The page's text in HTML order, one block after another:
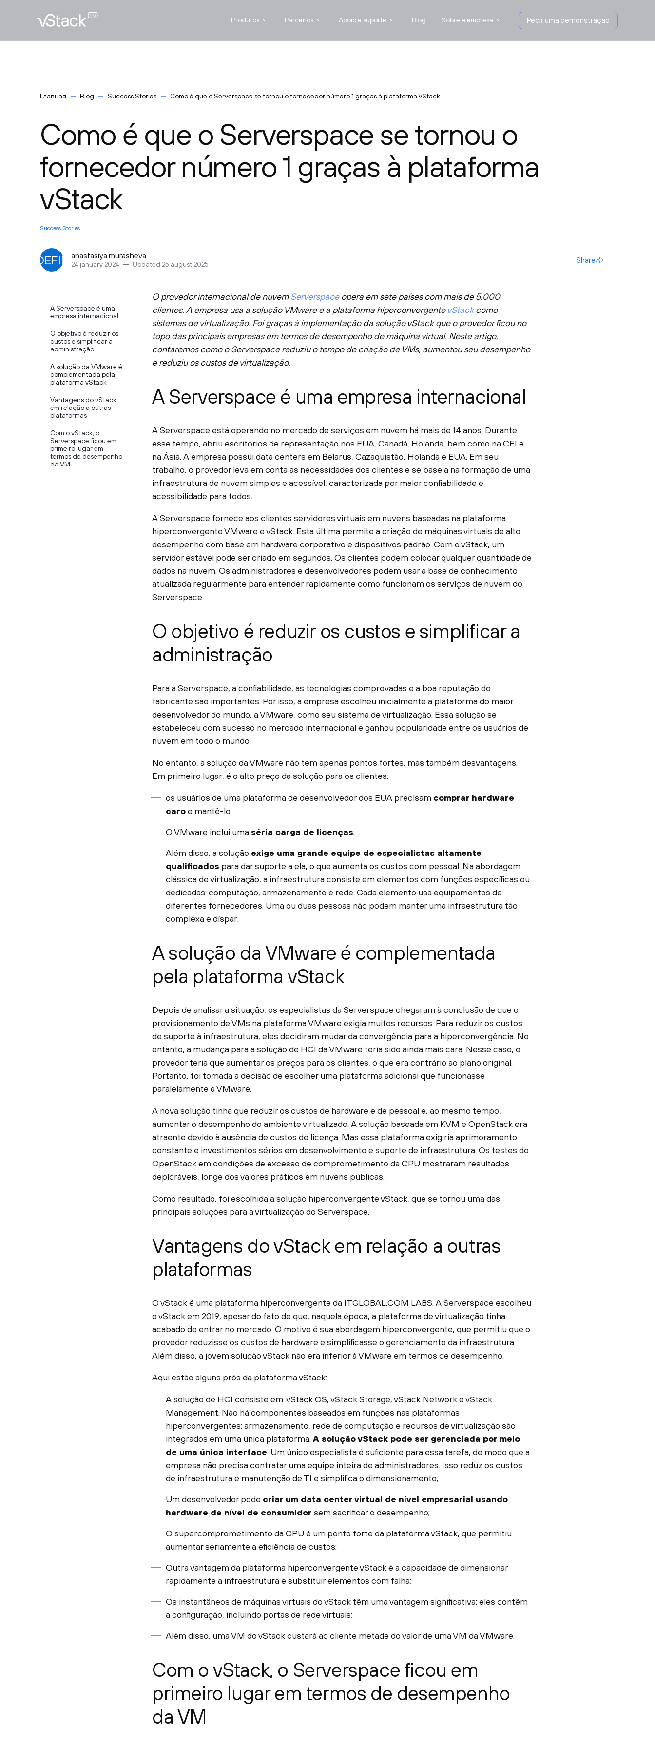
Produtos Parceiros Apoio e suporte Blog Sobre a empresa Pedir uma demonstração
Главная Blog Success Stories Como é que o Serverspace se tornou o fornecedor número 1 graças à plataforma vStack
Como é que o Serverspace se tornou o
fornecedor número 1 graças à plataforma
vStack
Success Stories
UNDEFINEDanastasiya.murasheva
24 january 2024 Updated 25 august 2025 Share
A Serverspace é uma
empresa internacional
O objetivo é reduzir os
custos e simplificar a
administração
A solução da VMware é
complementada pela
plataforma vStack
Vantagens do vStack
em relação a outras
plataformas
Com o vStack, o
Serverspace ficou em
primeiro lugar em
termos de desempenho
da VM
O provedor internacional de nuvemServerspaceopera em sete países com mais de 5.000
clientes. A empresa usa a solução VMware e a plataforma hiperconvergentevStackcomo
sistemas de virtualização. Foi graças à implementação da solução vStack que o provedor ficou no
topo das principais empresas em termos de desempenho de máquina virtual. Neste artigo,
contaremos como o Serverspace reduziu o tempo de criação de VMs, aumentou seu desempenho
e reduziu os custos de virtualização.
A Serverspace é uma empresa internacional
A Serverspace está operando no mercado de serviços em nuvem há mais de 14 anos. Durante
esse tempo, abriu escritórios de representação nos EUA, Canadá, Holanda, bem como na CEI e
na Ásia. A empresa possui data centers em Belarus, Cazaquistão, Holanda e EUA. Em seu
trabalho, o provedor leva em conta as necessidades dos clientes e se baseia na formação de uma
infraestrutura de nuvem simples e acessível, caracterizada por maior confiabilidade e
acessibilidade para todos.
A Serverspace fornece aos clientes servidores virtuais em nuvens baseadas na plataforma
hiperconvergente VMware e vStack. Esta última permite a criação de máquinas virtuais de alto
desempenho com base em hardware corporativo e dispositivos padrão. Com o vStack, um
servidor estável pode ser criado em segundos. Os clientes podem colocar qualquer quantidade de
dados na nuvem. Os administradores e desenvolvedores podem usar a base de conhecimento
atualizada regularmente para entender rapidamente como funcionam os serviços de nuvem do
Serverspace.
O objetivo é reduzir os custos e simplificar a
administração
Para a Serverspace, a confiabilidade, as tecnologias comprovadas e a boa reputação do
fabricante são importantes. Por isso, a empresa escolheu inicialmente a plataforma do maior
desenvolvedor do mundo, a VMware, como seu sistema de virtualização. Essa solução se
estabeleceu com sucesso no mercado internacional e ganhou popularidade entre os usuários de
nuvem em todo o mundo.
No entanto, a solução da VMware não tem apenas pontos fortes, mas também desvantagens.
Em primeiro lugar, é o alto preço da solução para os clientes:
os usuários de uma plataforma de desenvolvedor dos EUA precisam comprar hardware
caroe mantê-lo
O VMware inclui uma séria carga de licenças;
Além disso, a solução exige uma grande equipe de especialistas altamente
qualificados para dar suporte a ela, o que aumenta os custos com pessoal. Na abordagem
clássica de virtualização, a infraestrutura consiste em elementos com funções específicas ou
dedicadas: computação, armazenamento e rede. Cada elemento usa equipamentos de
diferentes fornecedores. Uma ou duas pessoas não podem manter uma infraestrutura tão
complexa e díspar.
A solução da VMware é complementada
pela plataforma vStack
Depois de analisar a situação, os especialistas da Serverspace chegaram à conclusão de que o
provisionamento de VMs na plataforma VMware exigia muitos recursos. Para reduzir os custos
de suporte à infraestrutura, eles decidiram mudar da convergência para a hiperconvergência. No
entanto, a mudança para a solução de HCI da VMware teria sido ainda mais cara. Nesse caso, o
provedor teria que aumentar os preços para os clientes, o que era contrário ao plano original.
Portanto, foi tomada a decisão de escolher uma plataforma adicional que funcionasse
paralelamente à VMware.
A nova solução tinha que reduzir os custos de hardware e de pessoal e, ao mesmo tempo,
aumentar o desempenho do ambiente virtualizado. A solução baseada em KVM e OpenStack era
atraente devido à ausência de custos de licença. Mas essa plataforma exigiria aprimoramento
constante e investimentos sérios em desenvolvimento e suporte de infraestrutura. Os testes do
OpenStack em condições de excesso de comprometimento da CPU mostraram resultados
deploráveis, longe dos valores práticos em nuvens públicas.
Como resultado, foi escolhida a solução hiperconvergente vStack, que se tornou uma das
principais soluções para a virtualização do Serverspace.
Vantagens do vStack em relação a outras
plataformas
O vStack é uma plataforma hiperconvergente da ITGLOBAL.COM LABS. A Serverspace escolheu
o vStack em 2019, apesar do fato de que, naquela época, a plataforma de virtualização tinha
acabado de entrar no mercado. O motivo é sua abordagem hiperconvergente, que permitiu que o
provedor reduzisse os custos de hardware e simplificasse o gerenciamento da infraestrutura.
Além disso, a jovem solução vStack não era inferior à VMware em termos de desempenho.
Aqui estão alguns prós da plataforma vStack:
A solução de HCI consiste em: vStack OS, vStack Storage, vStack Network e vStack
Management. Não há componentes baseados em funções nas plataformas
hiperconvergentes: armazenamento, rede de computação e recursos de virtualização são
integrados em uma única plataforma. A solução vStack pode ser gerenciada por meio
de uma única interface. Um único especialista é suficiente para essa tarefa, de modo que a
empresa não precisa contratar uma equipe inteira de administradores. Isso reduz os custos
de infraestrutura e manutenção de TI e simplifica o dimensionamento;
Um desenvolvedor pode criar um data center virtual de nível empresarial usando
hardware de nível de consumidor sem sacrificar o desempenho;
O supercomprometimento da CPU é um ponto forte da plataforma vStack, que permitiu
aumentar seriamente a eficiência de custos;
Outra vantagem da plataforma hiperconvergente vStack é a capacidade de dimensionar
rapidamente a infraestrutura e substituir elementos com falha;
Os instantâneos de máquinas virtuais do vStack têm uma vantagem significativa: eles contêm
a configuração, incluindo portas de rede virtuais;
Além disso, uma VM do vStack custará ao cliente metade do valor de uma VM da VMware.
Com o vStack, o Serverspace ficou em
primeiro lugar em termos de desempenho
da VM